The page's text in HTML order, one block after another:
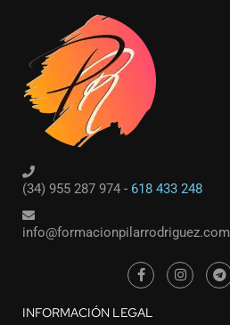
(34) 955 287 974 - 618 433 248
info@formacionpilarrodriguez.com
INFORMACIÓN LEGAL